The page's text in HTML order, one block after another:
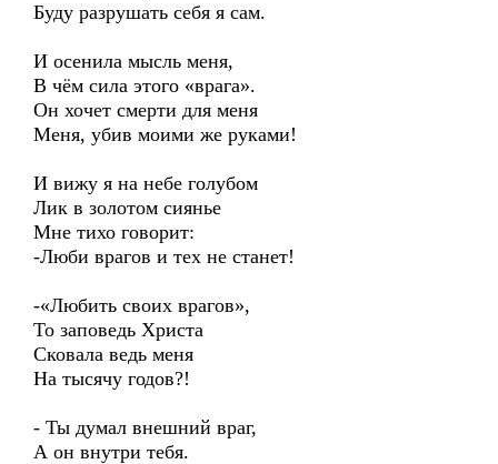
Буду разрушать себя я сам.
И осенила мысль меня,
В чём сила этого «врага».
Он хочет смерти для меня
Меня, убив моими же руками!
И вижу я на небе голубом
Лик в золотом сиянье
Мне тихо говорит:
-Люби врагов и тех не станет!
-«Любить своих врагов»,
То заповедь Христа
Сковала ведь меня
На тысячу годов?!
- Ты думал внешний враг,
А он внутри тебя.